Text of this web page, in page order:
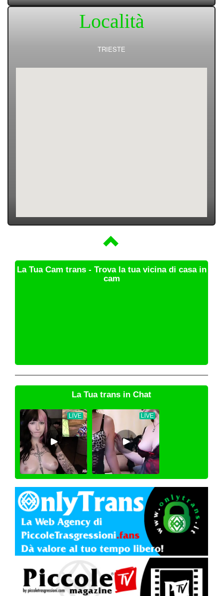
Località
TRIESTE
La Tua Cam trans - Trova la tua vicina di casa in
cam
La Tua trans in Chat